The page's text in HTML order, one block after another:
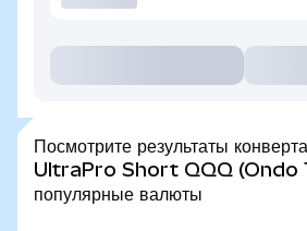
Посмотрите результаты
UltraPro Short QQQ (Ondo
популярные валюты